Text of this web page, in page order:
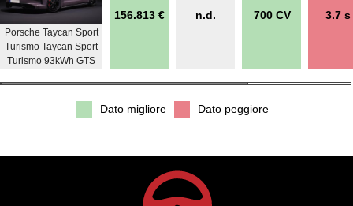
Porsche Taycan Sport
Turismo Taycan Sport
Turismo 93kWh GTS
156.813 € n.d. 700 CV 3.7 s
Dato migliore Dato peggiore